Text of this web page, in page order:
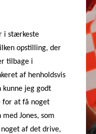
i stærkeste
opstilling, der
tilbage i
af henholdsvis
kunne jeg godt
for at få noget
Jones, som
af det drive,